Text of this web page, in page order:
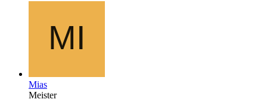
Mias
Meister